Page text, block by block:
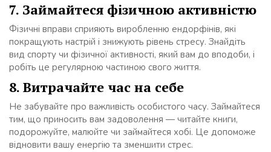
7. Займайтеся фізичною активністю
Фізичні вправи сприяють виробленню ендорфінів, які
покращують настрій і знижують рівень стресу. Знайдіть
вид спорту чи фізичної активності, який вам до вподоби, і
робіть це регулярною частиною свого життя.
8. Витрачайте час на себе
Не забувайте про важливість особистого часу. Займайтеся
тим, що приносить вам задоволення — читайте книги,
подорожуйте, малюйте чи займайтеся хобі. Це допоможе
відновити вашу енергію та зменшити стрес.